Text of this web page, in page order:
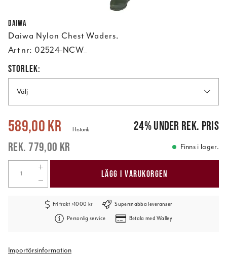
Daiwa
Daiwa Nylon Chest Waders.
Art nr: 02524-NCW_
STORLEK:
Välj
Nuvarande pris:589,00 kr 779,00 kr
589,00 kr
779,00 kr
Historik 24%under rek. pris
Finns i lager.
LÄGG I VARUKORGEN
Fri frakt >1000 kr Supersnabba leveranser
Personlig service Betala med Walley
Importörsinformation